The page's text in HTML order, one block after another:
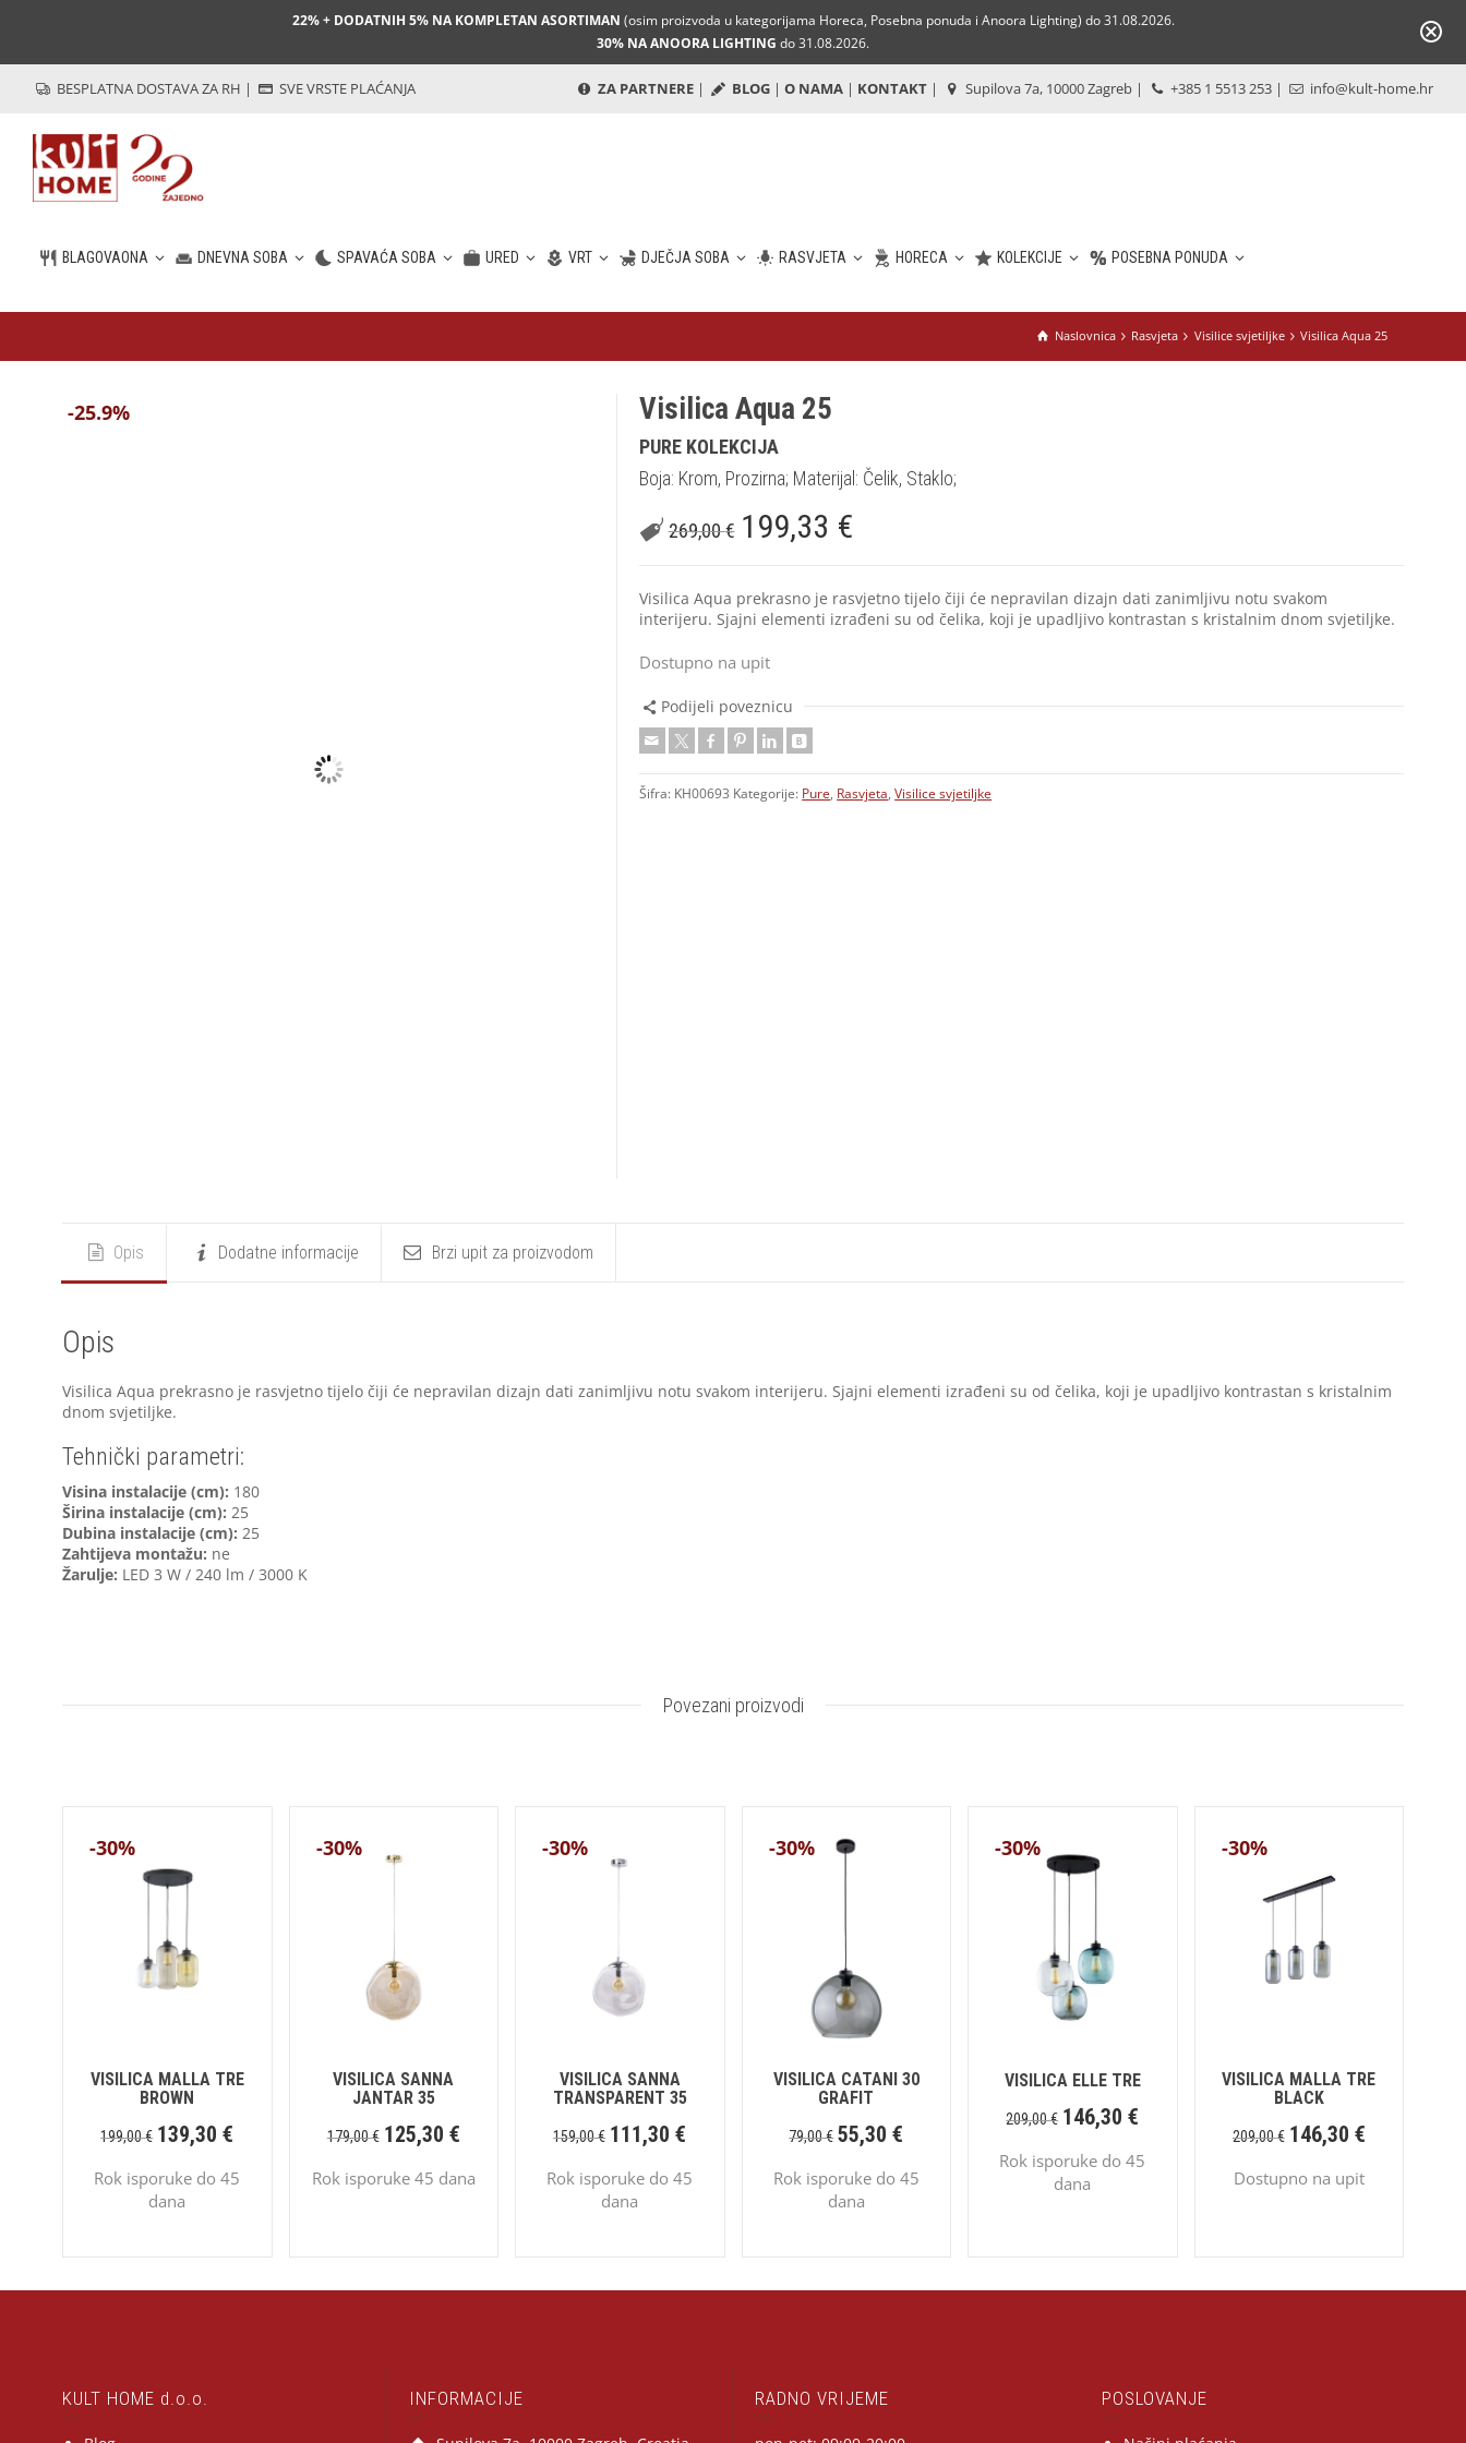
22% + DODATNIH 5% NA KOMPLETAN ASORTIMAN (osim proizvoda u kategorijama Horeca, Posebna ponuda i Anoora Lighting) do 31.08.2026.
30% NA ANOORA LIGHTING do 31.08.2026.
BESPLATNA DOSTAVA ZA RH | SVE VRSTE PLAĆANJA ZA PARTNERE | BLOG | O NAMA | KONTAKT | Supilova 7a, 10000 Zagreb | +385 1 5513 253 | info@kult-home.hr
BLAGOVAONA DNEVNA SOBA SPAVAĆA SOBA URED VRT DJEČJA SOBA RASVJETA HORECA KOLEKCIJE POSEBNA PONUDA
HR
Naslovnica Rasvjeta Visilice svjetiljke Visilica Aqua 25
-25.9% Visilica Aqua 25
PURE KOLEKCIJA
Boja: Krom, Prozirna; Materijal: Čelik, Staklo;
269,00€ 199,33 €
Visilica Aqua prekrasno je rasvjetno tijelo čiji će nepravilan dizajn dati zanimljivu notu svakom
interijeru. Sjajni elementi izrađeni su od čelika, koji je upadljivo kontrastan s kristalnim dnom svjetiljke.
Dostupno na upit
Podijeli poveznicu
Šifra: KH00693 Kategorije: Pure Rasvjeta ,Visilice svjetiljke
Opis Dodatne informacije Brzi upit za proizvodom
Opis
Visilica Aqua prekrasno je rasvjetno tijelo čiji će nepravilan dizajn dati zanimljivu notu svakom interijeru. Sjajni elementi izrađeni su od čelika, koji je upadljivo kontrastan s kristalnim
dnom svjetiljke.
Tehnički parametri:
Visina instalacije (cm): 180
Širina instalacije (cm): 25
Dubina instalacije (cm): 25
Zahtijeva montažu: ne
Žarulje: LED 3 W / 240 lm / 3000 K
Povezani proizvodi
-30%
VISILICA MALLA TRE
BROWN
199,00€ 139,30€
Rok isporuke do 45
dana
-30%
VISILICA SANNA
JANTAR 35
179,00€ 125,30 €
Rok isporuke 45 dana
-30%
VISILICA SANNA
TRANSPARENT 35
159,00€ 111,30€
Rok isporuke do 45
dana
-30%
VISILICA CATANI 30
GRAFIT
79,00€ 55,30€
Rok isporuke do 45
dana
-30%
VISILICA ELLE TRE
209,00€ 146,30€
Rok isporuke do 45
dana
-30%
VISILICA MALLA TRE
BLACK
209,00€ 146,30 €
Dostupno na upit
KULT HOME d.o.o. INFORMACIJE RADNO VRIJEME POSLOVANJE